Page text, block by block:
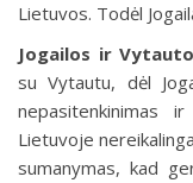
Lietuvos. Todėl
Jogailos ir
su Vytautu, dėl
nepasitenkinimas
Lietuvoje
sumanymas, kad